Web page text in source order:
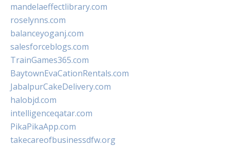
mandelaeffectlibrary.com
roselynns.com
balanceyoganj.com
salesforceblogs.com
TrainGames365.com
BaytownEvaCationRentals.com
JabalpurCakeDelivery.com
halobjd.com
intelligenceqatar.com
PikaPikaApp.com
takecareofbusinessdfw.org